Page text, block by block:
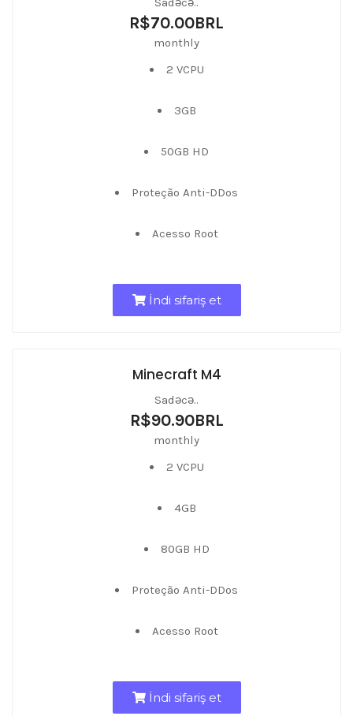
R$70.00BRL
monthly
2 VCPU
3GB
50GB HD
Proteção Anti-DDos
Acesso Root
İndi sifariş et
Minecraft M4
Sadəcə..
R$90.90BRL
monthly
2 VCPU
4GB
80GB HD
Proteção Anti-DDos
Acesso Root
İndi sifariş et